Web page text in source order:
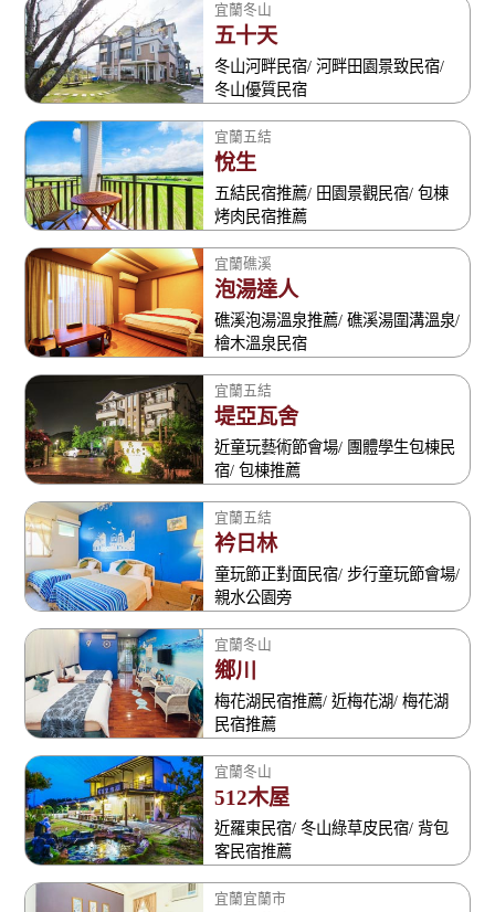
宜蘭冬山
五十天
冬山河畔民宿/ 河畔田園景致民宿/
冬山優質民宿
宜蘭五結
悅生
五結民宿推薦/ 田園景觀民宿/ 包棟
烤肉民宿推薦
宜蘭礁溪
泡湯達人
礁溪泡湯溫泉推薦/ 礁溪湯圍溝溫泉/
檜木溫泉民宿
宜蘭五結
堤亞瓦舍
近童玩藝術節會場/ 團體學生包棟民
宿/ 包棟推薦
宜蘭五結
衿日林
童玩節正對面民宿/ 步行童玩節會場/
親水公園旁
宜蘭冬山
鄉川
梅花湖民宿推薦/ 近梅花湖/ 梅花湖
民宿推薦
宜蘭冬山
512木屋
近羅東民宿/ 冬山綠草皮民宿/ 背包
客民宿推薦
宜蘭宜蘭市